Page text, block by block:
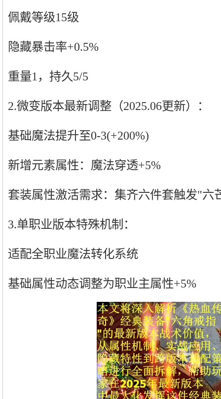
佩戴等级15级
隐藏暴击率+0.5%
重量1，持久5/5
2.微变版本最新调整（2025.06更新）：
基础魔法提升至0-3(+200%)
新增元素属性：魔法穿透+5%
套装属性激活需求：集齐六件套触发"六
3.单职业版本特殊机制：
适配全职业魔法转化系统
基础属性动态调整为职业主属性+5%